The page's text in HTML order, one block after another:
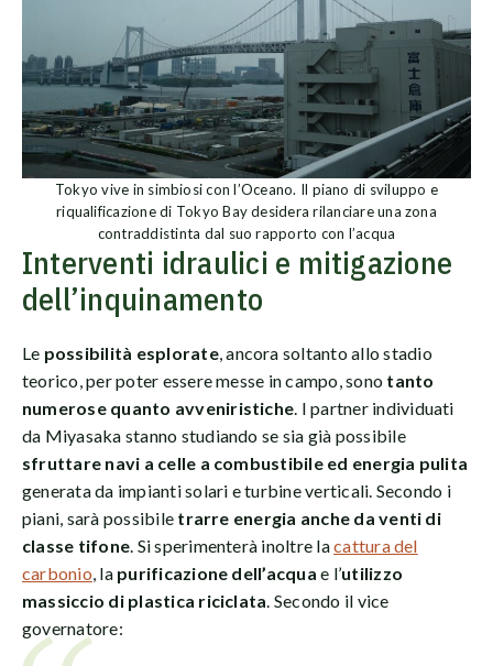
Tokyo vive in simbiosi con l’Oceano. Il piano di sviluppo e
riqualificazione di Tokyo Bay desidera rilanciare una zona
contraddistinta dal suo rapporto con l’acqua
Interventi idraulici e mitigazione
dell’inquinamento
Le possibilità esplorate, ancora soltanto allo stadio
teorico, per poter essere messe in campo, sono tanto
numerose quanto avveniristiche . I partner individuati
da Miyasaka stanno studiando se sia già possibile
sfruttare navi a celle a combustibile ed energia pulita
generata da impianti solari e turbine verticali. Secondo i
piani, sarà possibile trarre energia anche da venti di
classe tifone . Si sperimenterà inoltre lacattura del
carbonio , la purificazione dell’acqua e l’utilizzo
massiccio di plastica riciclata . Secondo il vice
governatore: